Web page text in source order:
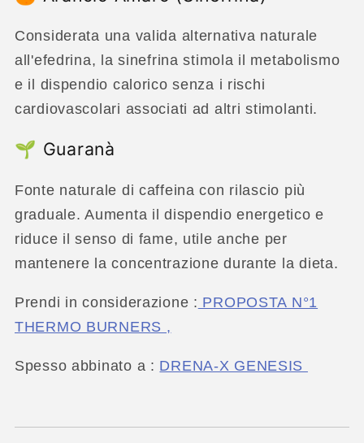
Considerata una valida alternativa naturale
all'efedrina, la sinefrina stimola il metabolismo
e il dispendio calorico senza i rischi
cardiovascolari associati ad altri stimolanti.
🌱 Guaranà
Fonte naturale di caffeina con rilascio più
graduale. Aumenta il dispendio energetico e
riduce il senso di fame, utile anche per
mantenere la concentrazione durante la dieta.
Prendi in considerazione : PROPOSTA N°1
THERMO BURNERS ,
Spesso abbinato a : DRENA-X GENESIS